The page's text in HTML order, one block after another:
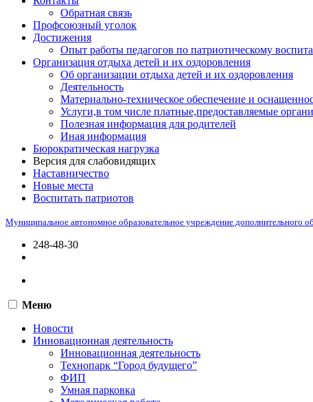
Обратная связь
Профсоюзный уголок
Достижения
Опыт работы педагогов по патриотическому
Организация отдыха детей и их оздоровления
Об организации отдыха детей и их оздоровления
Деятельность
Материально-техническое обеспечение и
Услуги,в том числе платные,предоставляемые
Полезная информация для родителей
Иная информация
Бюрократическая нагрузка
Версия для слабовидящих
Наставничество
Новые места
Воспитать патриотов
Муниципальное автономное образовательное учреждение дополнительного
248-48-30
Меню
Новости
Инновационная деятельность
Инновационная деятельность
Технопарк “Город будущего”
ФИП
Умная парковка